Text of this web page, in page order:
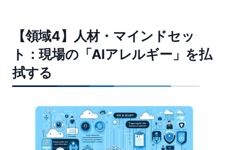
【領域4】人材・マインドセッ
ト：現場の「AIアレルギー」を払
拭する